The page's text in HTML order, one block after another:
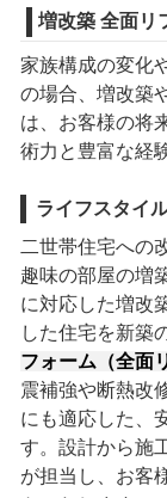
増改築 全面リ
家族構成の変化
の場合、増改築
は、お客様の将
術力と豊富な経
ライフスタイ
二世帯住宅への
趣味の部屋の増
に対応した増改
した住宅を新築
フォーム（全面
震補強や断熱改
にも適応した、
す。設計から施
が担当し、お客